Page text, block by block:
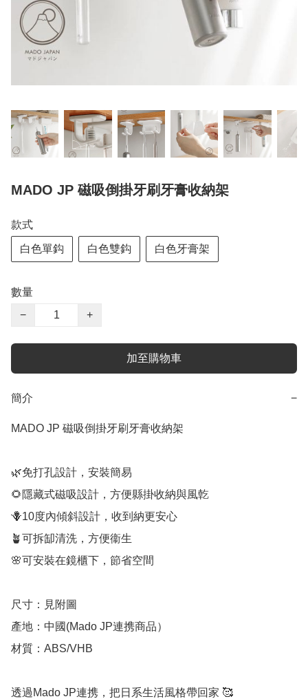
MADO JP 磁吸倒掛牙刷牙膏收納架
款式
白色單鈎 白色雙鈎 白色牙膏架
數量
−
+
加至購物車
簡介 −
MADO JP 磁吸倒掛牙刷牙膏收納架
🌿免打孔設計，安裝簡易
🌻隱藏式磁吸設計，方便縣掛收納與風亁
🪻10度內傾斜設計，收到納更安心
🪴可拆缷清洗，方便衞生
🌸可安裝在鏡櫃下，節省空間
尺寸：見附圖
產地：中國(Mado JP連携商品）
材質：ABS/VHB
透過Mado JP連携，把日系生活風格帶回家 🥰